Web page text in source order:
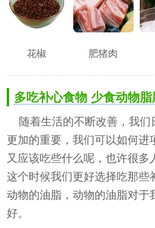
花椒 肥猪肉
多吃补心食物 少食动物脂
随着生活的不断改善，我
更加的重要，我们可以如何进
又应该吃些什么呢，也许很多
这个时候我们更好选择吃那些
动物的油脂，动物的油脂对于
好。